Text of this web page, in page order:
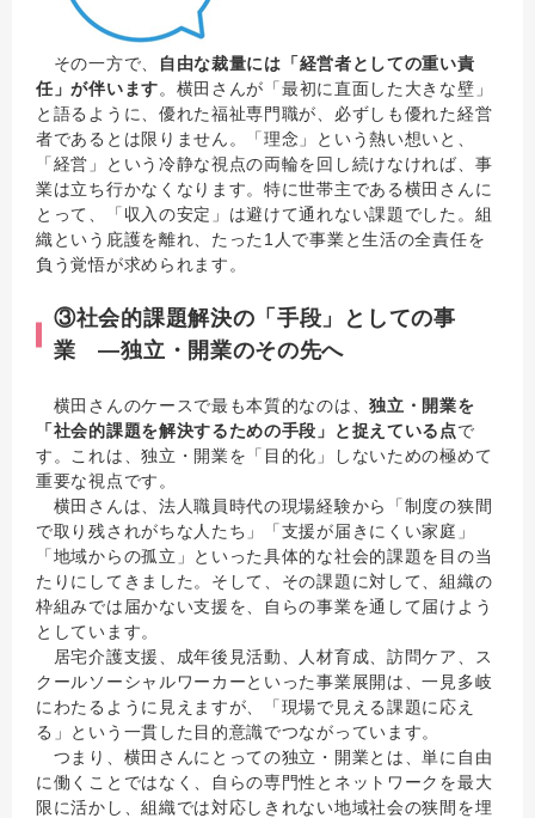
その一方で、
自由な裁量には「経営者としての重い責
任」が伴います。横田さんが「最初に直面した大きな壁」
と語るように、優れた福祉専門職が、必ずしも優れた経営
者であるとは限りません。「理念」という熱い想いと、
「経営」という冷静な視点の両輪を回し続けなければ、事
業は立ち行かなくなります。特に世帯主である横田さんに
とって、「収入の安定」は避けて通れない課題でした。組
織という庇護を離れ、たった1人で事業と生活の全責任を
負う覚悟が求められます。
③社会的課題解決の「手段」としての事
業 ―独立・開業のその先へ
横田さんのケースで最も本質的なのは、独立・開業を
「社会的課題を解決するための手段」と捉えている点で
す。これは、独立・開業を「目的化」しないための極めて
重要な視点です。
横田さんは、法人職員時代の現場経験から「制度の狭間
で取り残されがちな人たち」「支援が届きにくい家庭」
「地域からの孤立」といった具体的な社会的課題を目の当
たりにしてきました。そして、その課題に対して、組織の
枠組みでは届かない支援を、自らの事業を通して届けよう
としています。
居宅介護支援、成年後見活動、人材育成、訪問ケア、ス
クールソーシャルワーカーといった事業展開は、一見多岐
にわたるように見えますが、「現場で見える課題に応え
る」という一貫した目的意識でつながっています。
つまり、横田さんにとっての独立・開業とは、単に自由
に働くことではなく、自らの専門性とネットワークを最大
限に活かし、組織では対応しきれない地域社会の狭間を埋